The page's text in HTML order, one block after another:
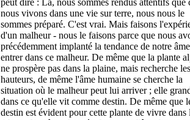
peut dire : Là, nous sommes rendus attentifs que
nous vivons dans une vie sur terre, nous nous le
sommes préparé. C'est vrai. Mais faisons
d'un malheur - nous le faisons parce que nous
précédemment implanté la tendance de notre
entrer dans ce malheur. De même que la plante
ne prospère pas dans la plaine, mais recherche les
hauteurs, de même l'âme humaine se cherche la
situation où le malheur peut lui arriver ; elle
dans ce qu'elle vit comme destin. De même que
destin est évident pour cette plante de vivre dans